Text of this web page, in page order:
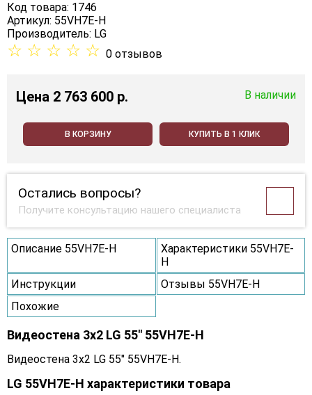
Код товара: 1746
Артикул: 55VH7E-H
Производитель: LG
☆ ☆ ☆ ☆ ☆ 0 отзывов
Цена 2 763 600 p. В наличии
В КОРЗИНУ КУПИТЬ В 1 КЛИК
Остались вопросы?
Получите консультацию нашего специалиста
Описание 55VH7E-H
Характеристики 55VH7E-
H
Инструкции
Отзывы 55VH7E-H
Похожие
Видеостена 3x2 LG 55" 55VH7E-H
Видеостена 3x2 LG 55" 55VH7E-H.
LG 55VH7E-H характеристики товара